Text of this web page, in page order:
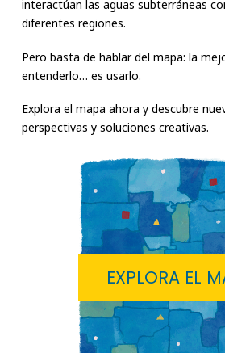
interactúan las aguas subterráneas
diferentes regiones.
Pero basta de hablar del mapa: la
entenderlo… es usarlo.
Explora el mapa ahora y descubre
perspectivas y soluciones creativas.
EXPLORA EL